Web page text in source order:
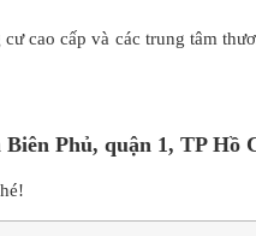
cao cấp và các trung tâm
Phủ, quận 1, TP Hồ